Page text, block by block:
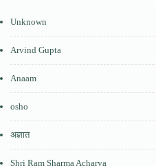
Unknown
Arvind Gupta
Anaam
osho
अज्ञात
Shri Ram Sharma Acharya